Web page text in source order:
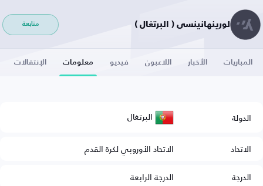
لورينهانينسي ( البرتغال ) متابعة
المباريات الأخبار اللاعبون فيديو معلومات الإنتقالات
الدولة البرتغال
الاتحاد
الاتحاد الأوروبي لكرة القدم
الدرجة
الدرجة الرابعة